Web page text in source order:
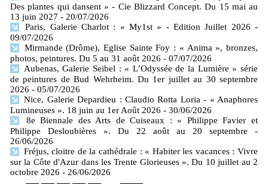
Des plantes qui dansent » - Cie Blizzard Concept. Du 15 mai au
13 juin 2027 - 20/07/2026
Paris, Galerie Charlot : « My1st » - Edition Juillet 2026 -
09/07/2026
Mirmande (Drôme), Eglise Sainte Foy : « Anima », bronzes,
photos, peintures. Du 5 au 31 août 2026 - 07/07/2026
Aubenas, Galerie Seibel : « L’Odyssée de la Lumière » série
de peintures de Bud Wehrheim. Du 1er juillet au 30 septembre
2026 - 05/07/2026
Nice, Galerie Depardieu : Claudio Rotta Loria - « Anaphores
Lumineuses ». 18 juin au 1er Août 2026 - 30/06/2026
8e Biennale des Arts de Cuiseaux : « Philippe Favier et
Philippe Desloubières ». Du 22 août au 20 septembre
-
26/06/2026
Fréjus, cloitre de la cathédrale : « Habiter les vacances : Vivre
sur la Côte d'Azur dans les Trente Glorieuses ». Du 10 juillet au 2
octobre 2026 - 26/06/2026